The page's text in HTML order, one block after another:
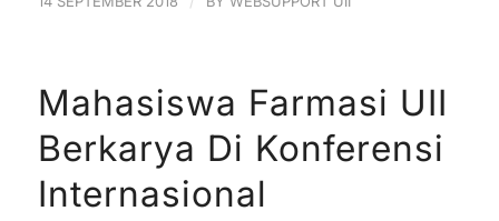
Mahasiswa Farmasi UII
Berkarya Di Konferensi
Internasional